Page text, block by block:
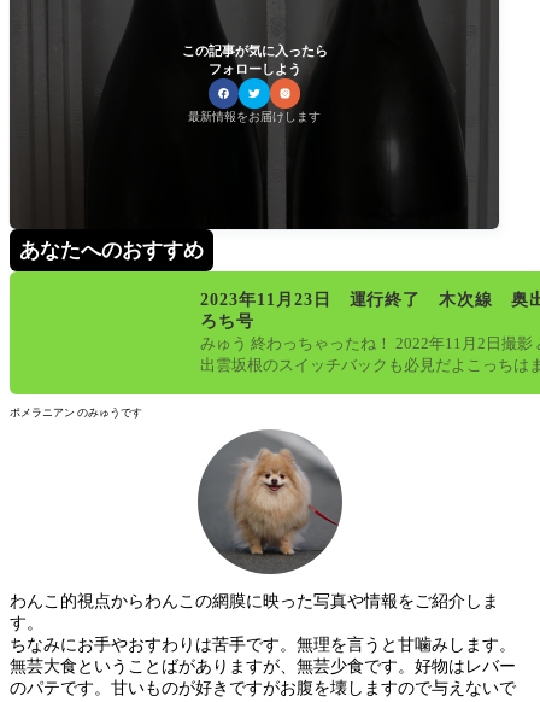
この記事が気に入ったら
フォローしよう
最新情報をお届けします
ポメラニアン のみゅうです
わんこ的視点からわんこの網膜に映った写真や情報をご紹介しま
す。
ちなみにお手やおすわりは苦手です。無理を言うと甘噛みします。
無芸大食ということばがありますが、無芸少食です。好物はレバー
のパテです。甘いものが好きですがお腹を壊しますので与えないで
あなたへのおすすめ
2023年11月23日 運行終了 木次線 奥
ろち号
みゅう 終わっちゃったね！ 2022年11月2日撮影
出雲坂根のスイッチバックも必見だよこっちは